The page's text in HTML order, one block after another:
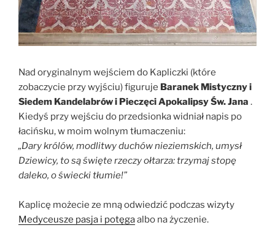
Nad oryginalnym wejściem do Kapliczki (które
zobaczycie przy wyjściu) figuruje Baranek Mistyczny i
Siedem Kandelabrów i Pieczęci Apokalipsy Św. Jana .
Kiedyś przy wejściu do przedsionka widniał napis po
łacińsku, w moim wolnym tłumaczeniu:
„Dary królów, modlitwy duchów nieziemskich, umysł
Dziewicy, to są święte rzeczy ołtarza: trzymaj stopę
daleko, o świecki tłumie!”
Kaplicę możecie ze mną odwiedzić podczas wizyty
Medyceusze pasja i potęgaalbo na życzenie.